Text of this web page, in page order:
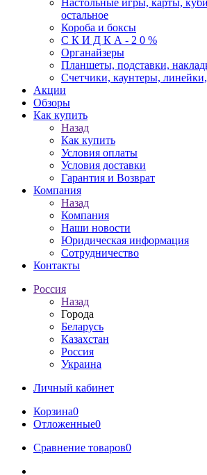
остальное
Короба и боксы
С К И Д К А - 2 0 %
Органайзеры
Планшеты, подставки,
Счетчики, каунтеры,
Акции
Обзоры
Как купить
Назад
Как купить
Условия оплаты
Условия доставки
Гарантия и Возврат
Компания
Назад
Компания
Наши новости
Юридическая информация
Сотрудничество
Контакты
Россия
Назад
Города
Беларусь
Казахстан
Россия
Украина
Личный кабинет
Корзина0
Отложенные0
Сравнение товаров0